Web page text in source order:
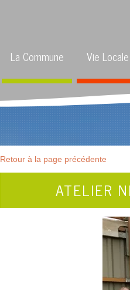
La Commune Vie Locale
Retour à la page précédente
ATELIER